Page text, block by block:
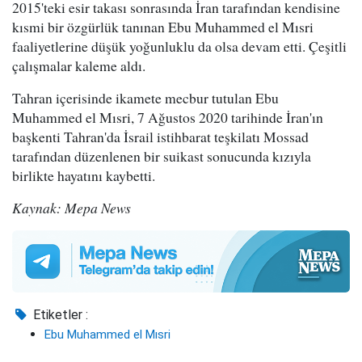
2015'teki esir takası sonrasında İran tarafından kendisine
kısmi bir özgürlük tanınan Ebu Muhammed el Mısri
faaliyetlerine düşük yoğunluklu da olsa devam etti. Çeşitli
çalışmalar kaleme aldı.
Tahran içerisinde ikamete mecbur tutulan Ebu
Muhammed el Mısri, 7 Ağustos 2020 tarihinde İran'ın
başkenti Tahran'da İsrail istihbarat teşkilatı Mossad
tarafından düzenlenen bir suikast sonucunda kızıyla
birlikte hayatını kaybetti.
Kaynak: Mepa News
Etiketler :
Ebu Muhammed el Mısri